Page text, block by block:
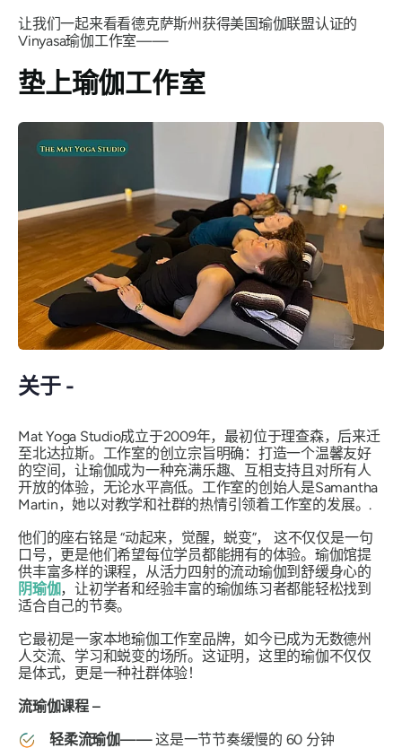
让我们一起来看看德克萨斯州获得美国瑜伽联盟认证的
Vinyasa瑜伽工作室——
垫上瑜伽工作室
关于 -
Mat Yoga Studio成立于2009年，最初位于理查森，后来迁
至北达拉斯。工作室的创立宗旨明确：打造一个温馨友好
的空间，让瑜伽成为一种充满乐趣、互相支持且对所有人
开放的体验，无论水平高低。工作室的创始人是Samantha
Martin，她以对教学和社群的热情引领着工作室的发展。.
他们的座右铭是“动起来，觉醒，蜕变”，
这不仅仅是一句
口号，更是他们希望每位学员都能拥有的体验。瑜伽馆提
供丰富多样的课程，从活力四射的流动瑜伽到舒缓身心的
阴瑜伽，让初学者和经验丰富的瑜伽练习者都能轻松找到
适合自己的节奏。
它最初是一家本地瑜伽工作室品牌，如今已成为无数德州
人交流、学习和蜕变的场所。这证明，这里的瑜伽不仅仅
是体式，更是一种社群体验！
流瑜伽课程 –
轻柔流瑜伽——这是一节节奏缓慢的 60 分钟